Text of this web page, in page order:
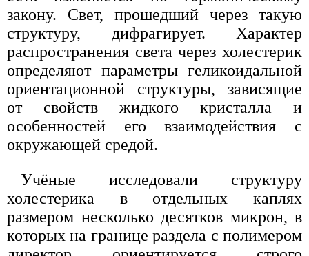
закону. Свет, прошедший через такую
структуру, дифрагирует. Характер
распространения света через холестерик
определяют параметры геликоидальной
ориентационной структуры, зависящие
от свойств жидкого кристалла и
особенностей его взаимодействия с
окружающей средой.
Учёные исследовали структуру
холестерика в отдельных каплях
размером несколько десятков микрон, в
которых на границе раздела с полимером